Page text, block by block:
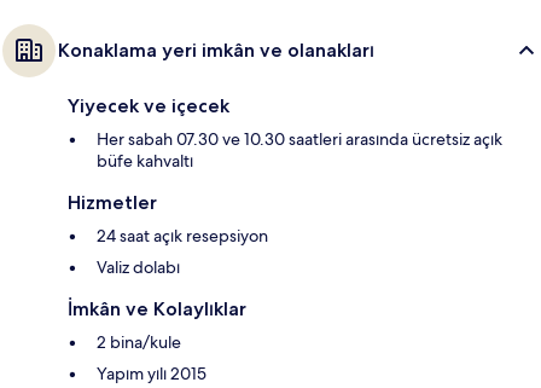
Konaklama yeri imkân ve olanakları
Yiyecek ve içecek
Her sabah 07.30 ve 10.30 saatleri arasında ücretsiz açık
büfe kahvaltı
Hizmetler
24 saat açık resepsiyon
Valiz dolabı
İmkân ve Kolaylıklar
2 bina/kule
Yapım yılı 2015